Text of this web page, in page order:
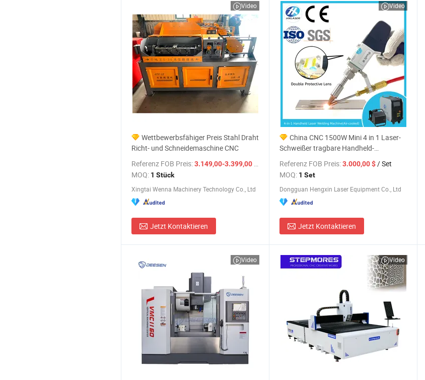
Video
Wettbewerbsfähiger Preis Stahl Draht
Richt- und Schneidemaschine CNC
Referenz FOB Preis:3.149,00-3.399,00 $
/ Stück
MOQ: 1 Stück
Xingtai Wenna Machinery Technology Co., Ltd
Jetzt Kontaktieren
Video
China CNC 1500W Mini 4 in 1 Laser-
Schweißer tragbare Handheld-
Faserlaser-Schweißreinigungs- und
Schneidemaschine für Metall Edelstahl
zu Fabrikpreisen
Referenz FOB Preis:3.000,00 $/ Set
MOQ: 1 Set
Dongguan Hengxin Laser Equipment Co., Ltd
Jetzt Kontaktieren
Video Video